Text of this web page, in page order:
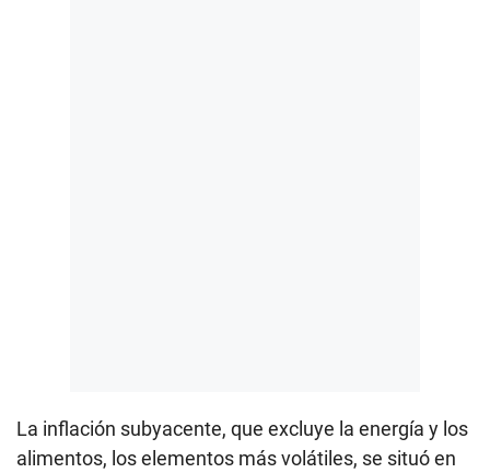
La inflación subyacente, que excluye la energía y los
alimentos, los elementos más volátiles, se situó en